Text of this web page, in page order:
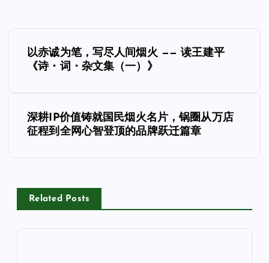
文
航
以赤诚为笔，写尽人间烟火 —— 读王建平
《诗・词・杂文集（一）》
深耕IP价值铸就国民烟火名片，锅圈从万店
征程到全网心智登顶的品牌跃迁篇章
Related Posts